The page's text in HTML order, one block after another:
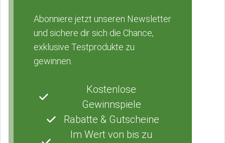
Abonniere jetzt unseren Newsletter
und sichere dir sich die Chance,
exklusive Testprodukte zu
gewinnen.
Kostenlose
Gewinnspiele
Rabatte & Gutscheine
Im Wert von bis zu